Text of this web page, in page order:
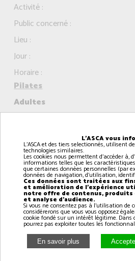
Activité :
Public concerné :
Lieu :
Jour :
Horaire :
Pilates
Adultes
16h00 à 17h00
Arts plastiques le lundi de
L'ASCA vous
L'ASCA et des tiers selectionnés, utilisent
technologies similaires.
Les cookies nous permettent d'accéder à,
informations telles que les
que certaines données personnelles (par
données de navigation, d'utilisation,
Ces données sont traitées aux
et amélioration de l'expérience
notre offre de contenus, produits
et analyse d'audience.
Si vous ne consentez pas à l'utilisation de
considérerons que vous vous opposez
cookie fondé sur un intérêt légitime. Dans
pourrez pas exploiter toutes les